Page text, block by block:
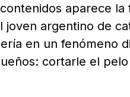
aparece la
joven argentino de
en un fenómeno
cortarle el